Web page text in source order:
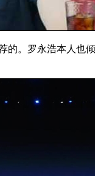
。罗永浩本人也